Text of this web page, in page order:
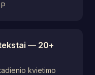
— 20+
kvietimo